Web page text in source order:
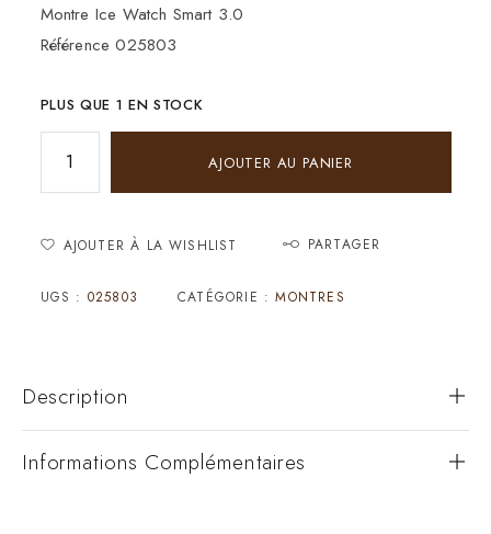
Montre Ice Watch Smart 3.0
Référence 025803
PLUS QUE 1 EN STOCK
AJOUTER AU PANIER
AJOUTER À LA WISHLIST PARTAGER
UGS : 025803 CATÉGORIE :MONTRES
Description
Informations Complémentaires